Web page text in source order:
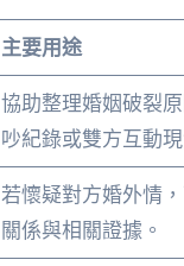
主要用途
協助整理婚姻破裂
吵紀錄或雙方互動現
若懷疑對方婚外情
關係與相關證據。